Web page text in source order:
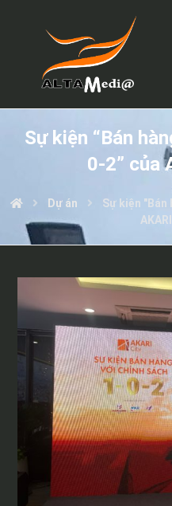
Sự kiện “Bán
0-2” của
Dự án
Sự kiện